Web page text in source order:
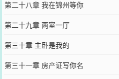
第二十八章 我在锦州等你
第二十九章 两室一厅
第三十章 主卧是我的
第三十一章 房产证写你名